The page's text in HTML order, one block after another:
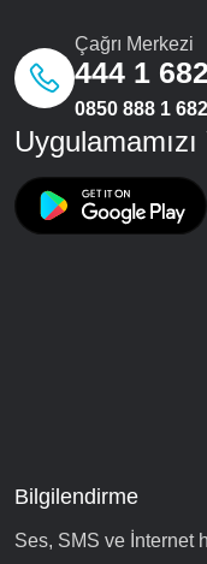
Çağrı Merkezi
444 1 682
0850 888 1 682
Bilgilendirme
Ses, SMS ve İnternet